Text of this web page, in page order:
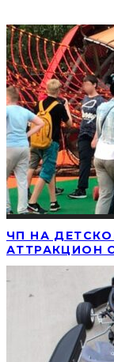
ЧП НА
АТТРАКЦИОН